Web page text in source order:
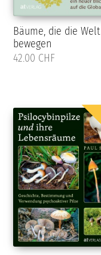
Bäume, die die Welt
bewegen
42.00 CHF